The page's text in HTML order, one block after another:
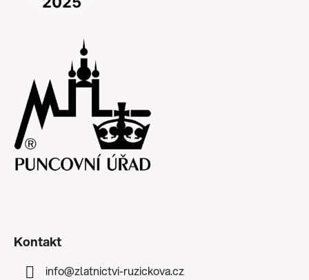
Kontakt
info@zlatnictvi-ruzickova.cz